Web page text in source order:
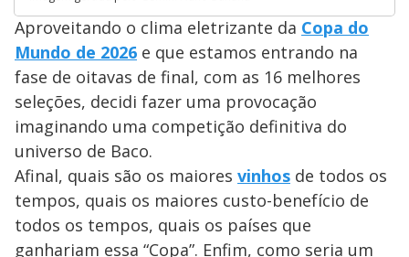
Aproveitando o clima eletrizante da Copa do
Mundo de 2026 e que estamos entrando na
fase de oitavas de final, com as 16 melhores
seleções, decidi fazer uma provocação
imaginando uma competição definitiva do
universo de Baco.
Afinal, quais são os maiores vinhos de todos os
tempos, quais os maiores custo-benefício de
todos os tempos, quais os países que
ganhariam essa “Copa”. Enfim, como seria um